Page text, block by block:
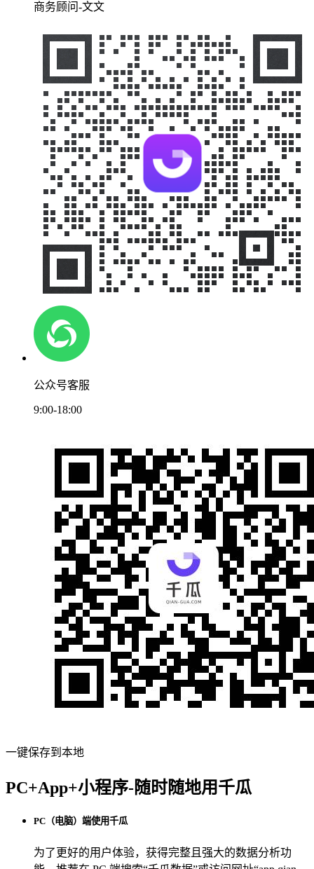
商务顾问-文文
公众号客服
9:00-18:00
一键保存到本地
PC+App+小程序-随时随地用千瓜
PC（电脑）端使用千瓜
为了更好的用户体验，获得完整且强大的数据分析功